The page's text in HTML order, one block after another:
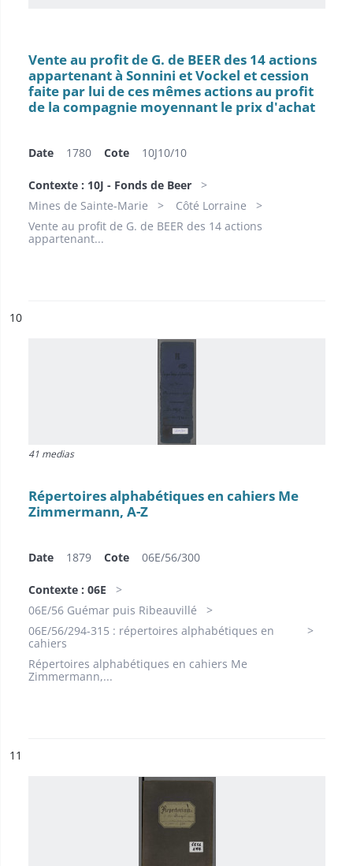
Vente au profit de G. de BEER des 14 actions
appartenant à Sonnini et Vockel et cession
faite par lui de ces mêmes actions au profit
de la compagnie moyennant le prix d'achat
Date 1780 Cote 10J10/10
Contexte : 10J - Fonds de Beer
Mines de Sainte-Marie
Côté Lorraine
Vente au profit de G. de BEER des 14 actions
appartenant...
n°
10
41 medias
Répertoires alphabétiques en cahiers Me
Zimmermann, A-Z
Date 1879 Cote 06E/56/300
Contexte : 06E
06E/56 Guémar puis Ribeauvillé
06E/56/294-315 : répertoires alphabétiques en
cahiers
Répertoires alphabétiques en cahiers Me
Zimmermann,...
n°
11